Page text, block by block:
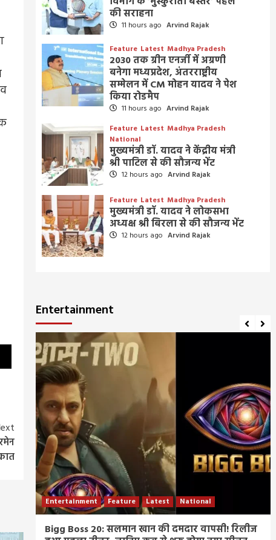
की सराहना
11 hours ago Arvind Rajak
Feature Latest Madhya Pradesh
2030 तक ग्रीन एनर्जी में अग्रणी
बनेगा मध्यप्रदेश, अंतरराष्ट्रीय
सम्मेलन में CM मोहन यादव ने पेश
किया रोडमैप
11 hours ago Arvind Rajak
Feature Latest Madhya Pradesh
National
मुख्यमंत्री डॉ. यादव ने केंद्रीय मंत्री
श्री पाटिल से की सौजन्य भेंट
12 hours ago Arvind Rajak
Feature Latest Madhya Pradesh
मुख्यमंत्री डॉ. यादव ने लोकसभा
अध्यक्ष श्री बिरला से की सौजन्य भेंट
12 hours ago Arvind Rajak
Entertainment
Entertainment Feature Latest National
Bigg Boss 20: सलमान खान की दमदार वापसी! रिलीज